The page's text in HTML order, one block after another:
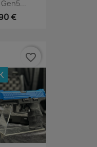
€
favorite_border